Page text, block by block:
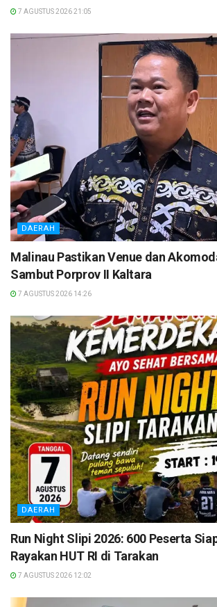
7 AGUSTUS 2026 21:05
DAERAH
Malinau Pastikan Venue dan
Sambut Porprov II Kaltara
7 AGUSTUS 2026 14:26
DAERAH
Run Night Slipi 2026: 600 Peserta
Rayakan HUT RI di Tarakan
7 AGUSTUS 2026 12:02